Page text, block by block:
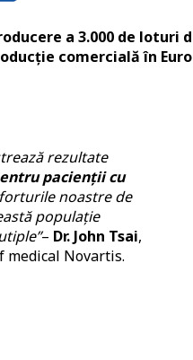
a 3.000 de loturi
comercială în
rezultate
pacienții cu
noastre de
populație
– Dr. John Tsai,
medical Novartis.